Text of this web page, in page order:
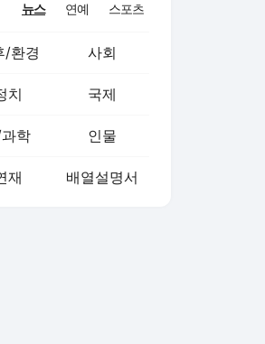
뉴스 연예 스포츠
/환경 사회
치 국제
학 인물
재 배열설명서